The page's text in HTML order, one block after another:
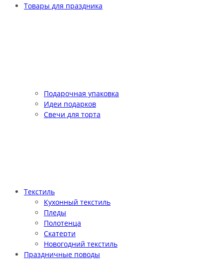
Товары для праздника
Подарочная упаковка
Идеи подарков
Свечи для торта
Текстиль
Кухонный текстиль
Пледы
Полотенца
Скатерти
Новогодний текстиль
Праздничные поводы